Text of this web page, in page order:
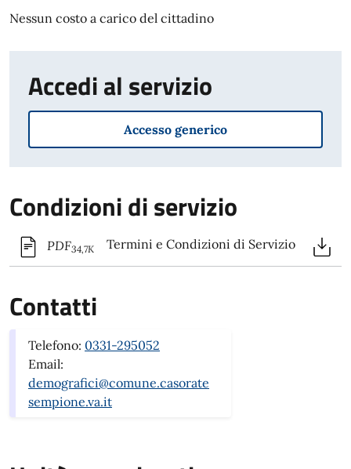
Nessun costo a carico del cittadino
Accedi al servizio
Accesso generico
Condizioni di servizio
PDF34,7K Termini e Condizioni di Servizio
Contatti
Telefono: 0331-295052
Email:
demografici@comune.casorate
sempione.va.it